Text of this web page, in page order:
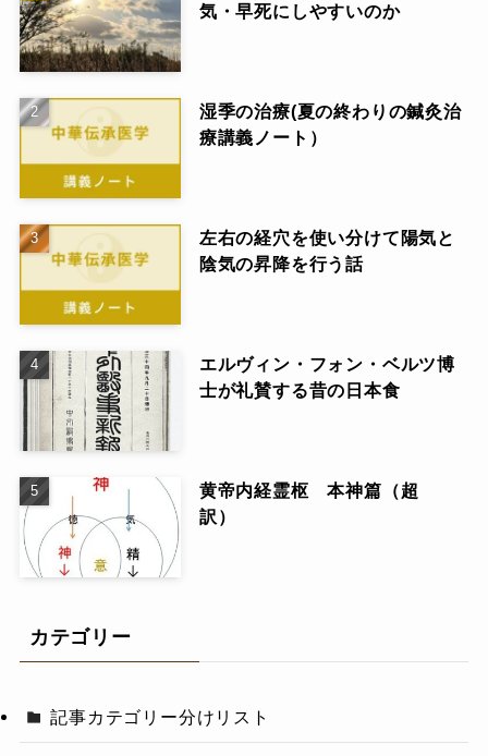
気・早死にしやすいのか
湿季の治療(夏の終わりの鍼灸治
療講義ノート）
左右の経穴を使い分けて陽気と
陰気の昇降を行う話
エルヴィン・フォン・ベルツ博
士が礼賛する昔の日本食
黄帝内経霊枢 本神篇（超
訳）
カテゴリー
記事カテゴリー分けリスト